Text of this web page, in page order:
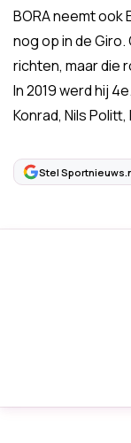
BORA neemt ook
nog op in de
richten, maar die
In 2019 werd hij
Konrad, Nils
Stel